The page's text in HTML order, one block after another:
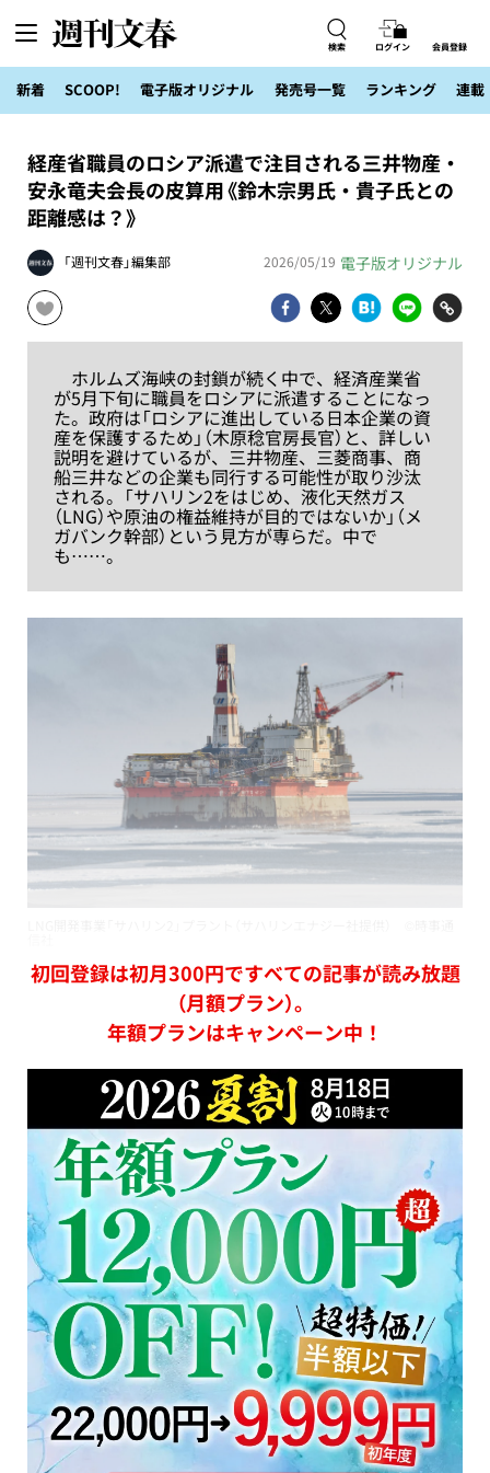
検索 ログイン 会員登録
新着 SCOOP! 電子版オリジナル 発売号一覧 ランキング 連載
経産省職員のロシア派遣で注目される三井物産・
安永竜夫会長の皮算用《鈴木宗男氏・貴子氏との
距離感は？》
「週刊文春」編集部 2026/05/19 電子版オリジナル
ホルムズ海峡の封鎖が続く中で、経済産業省
が5月下旬に職員をロシアに派遣することになっ
た。政府は「ロシアに進出している日本企業の資
産を保護するため」（木原稔官房長官）と、詳しい
説明を避けているが、三井物産、三菱商事、商
船三井などの企業も同行する可能性が取り沙汰
される。「サハリン2をはじめ、液化天然ガス
（LNG）や原油の権益維持が目的ではないか」（メ
ガバンク幹部）という見方が専らだ。中で
も……。
初回登録は初月300円ですべての記事が読み放題
（月額プラン）。
年額プランはキャンペーン中！